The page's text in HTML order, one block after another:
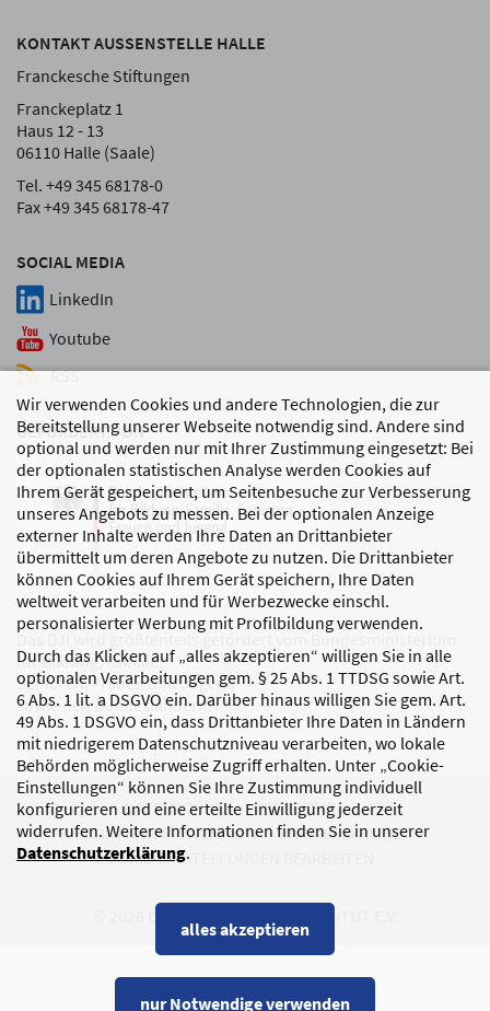
Wir verwenden Cookies und andere Technologien, die zur
Bereitstellung unserer Webseite notwendig sind. Andere sind
optional und werden nur mit Ihrer Zustimmung eingesetzt: Bei
der optionalen statistischen Analyse werden Cookies auf
Ihrem Gerät gespeichert, um Seitenbesuche zur Verbesserung
unseres Angebots zu messen. Bei der optionalen Anzeige
externer Inhalte werden Ihre Daten an Drittanbieter
übermittelt um deren Angebote zu nutzen. Die Drittanbieter
können Cookies auf Ihrem Gerät speichern, Ihre Daten
weltweit verarbeiten und für Werbezwecke einschl.
personalisierter Werbung mit Profilbildung verwenden.
Durch das Klicken auf „alles akzeptieren“ willigen Sie in alle
optionalen Verarbeitungen gem. § 25 Abs. 1 TTDSG sowie Art.
6 Abs. 1 lit. a DSGVO ein. Darüber hinaus willigen Sie gem. Art.
49 Abs. 1 DSGVO ein, dass Drittanbieter Ihre Daten in Ländern
mit niedrigerem Datenschutzniveau verarbeiten, wo lokale
Behörden möglicherweise Zugriff erhalten. Unter „Cookie-
Einstellungen“ können Sie Ihre Zustimmung individuell
konfigurieren und eine erteilte Einwilligung jederzeit
widerrufen. Weitere Informationen finden Sie in unserer
Datenschutzerklärung.
alles akzeptieren
nur Notwendige verwenden
SOCIAL MEDIA
LinkedIn
Youtube
RSS
KONTAKT AUSSENSTELLE HALLE
Franckesche Stiftungen
Franckeplatz 1
Haus 12 - 13
06110 Halle (Saale)
Tel. +49 345 68178-0
Fax +49 345 68178-47
GEFÖRDERT VON
Das DJI wird größtenteils gefördert vom Bundesministerium
für Bildung, Familie,
Senioren, Frauen und Jugend
sowie den Bundesländern.
DATENSCHUTZ
IMPRESSUM
KORRUPTIONSPRÄVENTION
BARRIEREFREIHEIT
COOKIE-EINSTELLUNGEN BEARBEITEN